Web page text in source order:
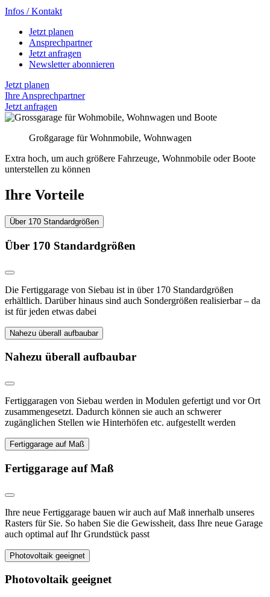
Infos / Kontakt
Jetzt planen
Ansprechpartner
Jetzt anfragen
Newsletter abonnieren
Jetzt planen
Ihre Ansprechpartner
Jetzt anfragen
Großgarage für Wohnmobile, Wohnwagen
Extra hoch, um auch größere Fahrzeuge, Wohnmobile oder Boote
unterstellen zu können
Ihre Vorteile
Über 170 Standardgrößen
Über 170 Standardgrößen
Die Fertiggarage von Siebau ist in über 170 Standardgrößen
erhältlich. Darüber hinaus sind auch Sondergrößen realisierbar – da
ist für jeden etwas dabei
Nahezu überall aufbaubar
Nahezu überall aufbaubar
Fertiggaragen von Siebau werden in Modulen gefertigt und vor Ort
zusammengesetzt. Dadurch können sie auch an schwerer
zugänglichen Stellen wie Hinterhöfen etc. aufgestellt werden
Fertiggarage auf Maß
Fertiggarage auf Maß
Ihre neue Fertiggarage bauen wir auch auf Maß innerhalb unseres
Rasters für Sie. So haben Sie die Gewissheit, dass Ihre neue Garage
auch optimal auf Ihr Grundstück passt
Photovoltaik geeignet
Photovoltaik geeignet